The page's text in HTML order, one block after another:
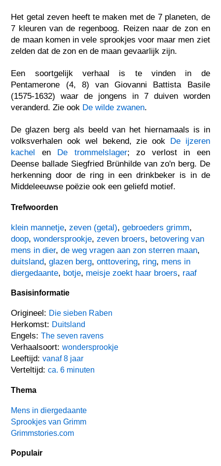
Het getal zeven heeft te maken met de 7 planeten, de
7 kleuren van de regenboog. Reizen naar de zon en
de maan komen in vele sprookjes voor maar men ziet
zelden dat de zon en de maan gevaarlijk zijn.
Een soortgelijk verhaal is te vinden in de
Pentamerone (4, 8) van Giovanni Battista Basile
(1575-1632) waar de jongens in 7 duiven worden
veranderd. Zie ook De wilde zwanen.
De glazen berg als beeld van het hiernamaals is in
volksverhalen ook wel bekend, zie ook De ijzeren
kachel en De trommelslager; zo verlost in een
Deense ballade Siegfried Brünhilde van zo'n berg. De
herkenning door de ring in een drinkbeker is in de
Middeleeuwse poëzie ook een geliefd motief.
Trefwoorden
klein mannetje,zeven (getal),gebroeders grimm,
doop,wondersprookje,zeven broers, betovering van
mens in dier,de weg vragen aan zon sterren maan,
duitsland,glazen berg,onttovering, ring, mens in
diergedaante, botje, meisje zoekt haar broers, raaf
Basisinformatie
Origineel: Die sieben Raben
Herkomst: Duitsland
Engels:The seven ravens
Verhaalsoort:wondersprookje
Leeftijd:vanaf 8 jaar
Verteltijd:ca. 6 minuten
Thema
Mens in diergedaante
Sprookjes van Grimm
Grimmstories.com
Populair